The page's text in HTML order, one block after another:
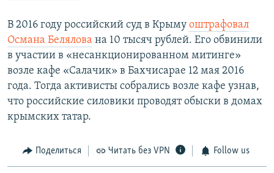
В 2016 году российский суд в Крыму оштрафовал
Османа Белялова на 10 тысяч рублей. Его обвинили
в участии в «несанкционированном митинге»
возле кафе «Салачик» в Бахчисарае 12 мая 2016
года. Тогда активисты собрались возле кафе узнав,
что российские силовики проводят обыски в домах
крымских татар.
Поделиться Читать без VPN Follow us